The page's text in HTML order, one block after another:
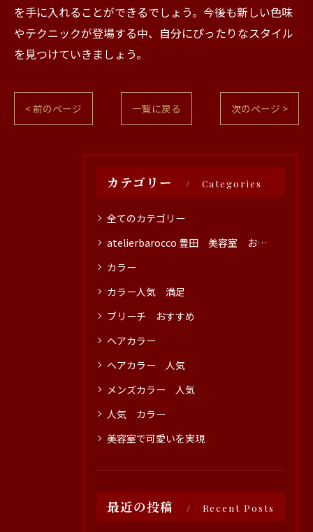
を手に入れることができるでしょう。今後も新しい色味
やテクニックが登場する中、自分にぴったりなスタイル
を見つけていきましょう。
< 前のページ 一覧に戻る 次のページ >
カテゴリー Categories
全てのカテゴリー
atelierbarocco 豊田 美容室 おすすめ
カラー
カラー人気 満足
ブリーチ おすすめ
ヘアカラー
ヘアカラー 人気
メンズカラー 人気
人気 カラー
美容室で可愛いを実現
最近の投稿 Recent Posts